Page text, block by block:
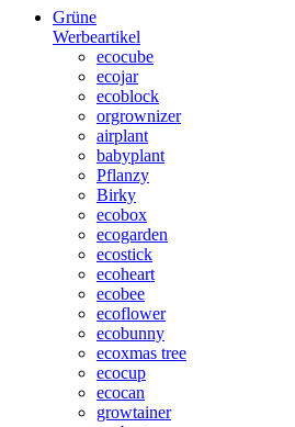
Grüne
Werbeartikel
ecocube
ecojar
ecoblock
orgrownizer
airplant
babyplant
Pflanzy
Birky
ecobox
ecogarden
ecostick
ecoheart
ecobee
ecoflower
ecobunny
ecoxmas tree
ecocup
ecocan
growtainer